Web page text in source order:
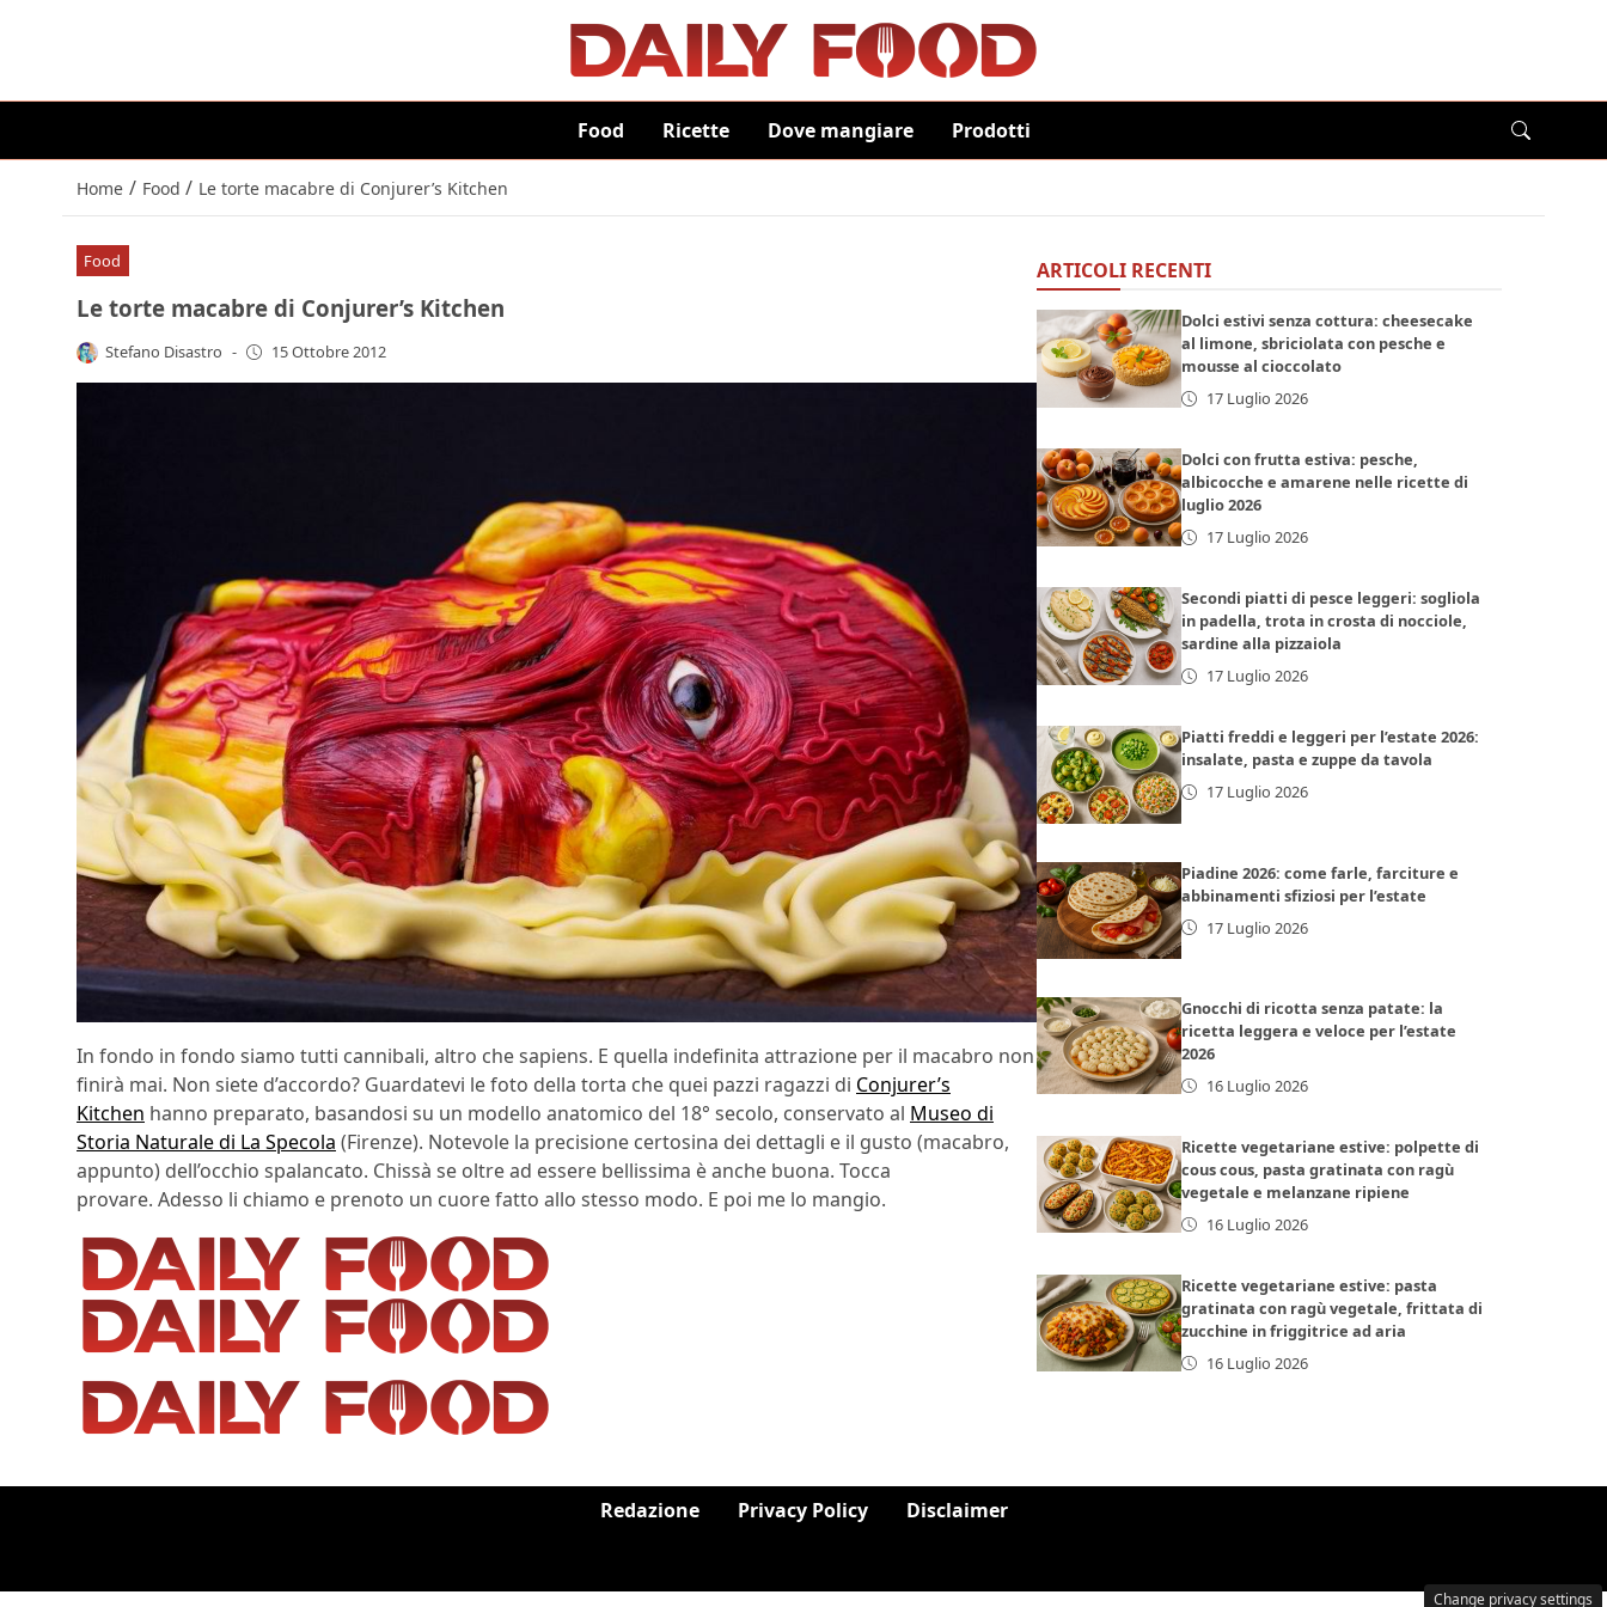
Food Ricette Dove mangiare Prodotti
Home / Food / Le torte macabre di Conjurer’s Kitchen
Food
Le torte macabre di Conjurer’s Kitchen
Stefano Disastro - 15 Ottobre 2012
In fondo in fondo siamo tutti cannibali, altro che sapiens. E quella indefinita attrazione per il macabro non
finirà mai. Non siete d’accordo? Guardatevi le foto della torta che quei pazzi ragazzi di Conjurer’s
Kitchen hanno preparato, basandosi su un modello anatomico del 18° secolo, conservato al Museo di
Storia Naturale di La Specola (Firenze). Notevole la precisione certosina dei dettagli e il gusto (macabro,
appunto) dell’occhio spalancato. Chissà se oltre ad essere bellissima è anche buona. Tocca
provare. Adesso li chiamo e prenoto un cuore fatto allo stesso modo. E poi me lo mangio.
ARTICOLI RECENTI
Dolci estivi senza cottura: cheesecake
al limone, sbriciolata con pesche e
mousse al cioccolato
17 Luglio 2026
Dolci con frutta estiva: pesche,
albicocche e amarene nelle ricette di
luglio 2026
17 Luglio 2026
Secondi piatti di pesce leggeri: sogliola
in padella, trota in crosta di nocciole,
sardine alla pizzaiola
17 Luglio 2026
Piatti freddi e leggeri per l’estate 2026:
insalate, pasta e zuppe da tavola
17 Luglio 2026
Piadine 2026: come farle, farciture e
abbinamenti sfiziosi per l’estate
17 Luglio 2026
Gnocchi di ricotta senza patate: la
ricetta leggera e veloce per l’estate
2026
16 Luglio 2026
Ricette vegetariane estive: polpette di
cous cous, pasta gratinata con ragù
vegetale e melanzane ripiene
16 Luglio 2026
Ricette vegetariane estive: pasta
gratinata con ragù vegetale, frittata di
zucchine in friggitrice ad aria
16 Luglio 2026
Redazione Privacy Policy Disclaimer
Change privacy settings